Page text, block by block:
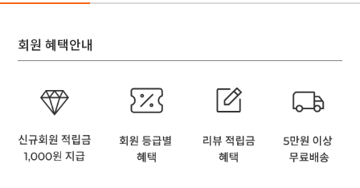
회원 혜택안내